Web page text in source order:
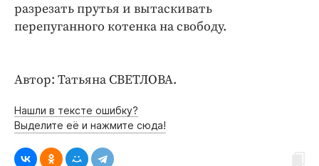
Медиаперсона
Бренд года
Работодатель года
разрезать прутья и вытаскивать
перепуганного котенка на свободу.
Автор: Татьяна СВЕТЛОВА.
Нашли в тексте ошибку?
Выделите её и нажмите сюда!